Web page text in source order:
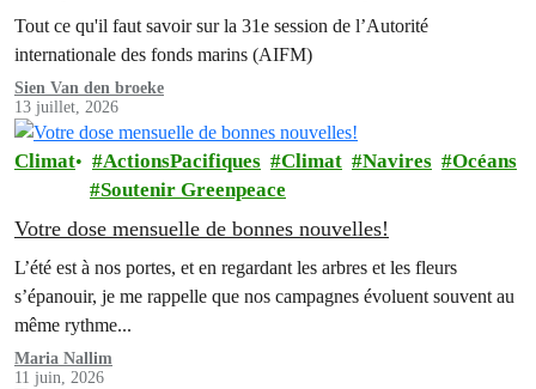
Tout ce qu'il faut savoir sur la 31e session de l’Autorité
internationale des fonds marins (AIFM)
Sien Van den broeke
13 juillet, 2026
Climat ActionsPacifiques Climat Navires
Océans
Soutenir Greenpeace
Votre dose mensuelle de bonnes nouvelles!
L’été est à nos portes, et en regardant les arbres et les fleurs
s’épanouir, je me rappelle que nos campagnes évoluent souvent au
même rythme...
Maria Nallim
11 juin, 2026